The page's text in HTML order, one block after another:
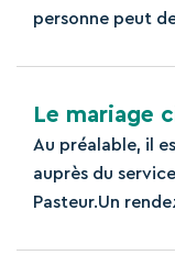
personne peut
Le mariage
Au préalable, il
auprès du
Pasteur.Un